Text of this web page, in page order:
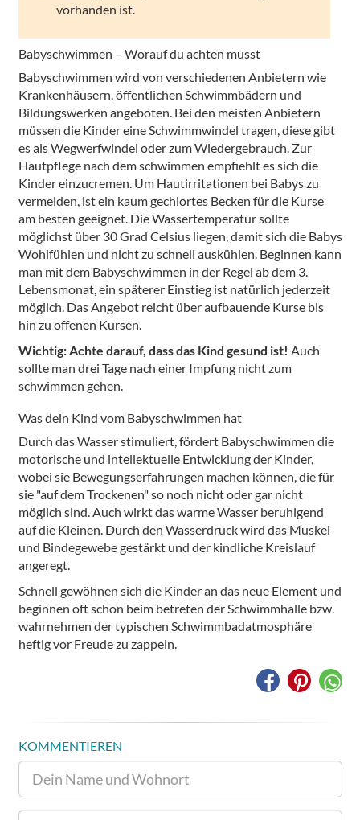
vorhanden ist.
Babyschwimmen – Worauf du achten musst
Babyschwimmen wird von verschiedenen Anbietern wie
Krankenhäusern, öffentlichen Schwimmbädern und
Bildungswerken angeboten. Bei den meisten Anbietern
müssen die Kinder eine Schwimmwindel tragen, diese gibt
es als Wegwerfwindel oder zum Wiedergebrauch. Zur
Hautpflege nach dem schwimmen empfiehlt es sich die
Kinder einzucremen. Um Hautirritationen bei Babys zu
vermeiden, ist ein kaum gechlortes Becken für die Kurse
am besten geeignet. Die Wassertemperatur sollte
möglichst über 30 Grad Celsius liegen, damit sich die Babys
Wohlfühlen und nicht zu schnell auskühlen. Beginnen kann
man mit dem Babyschwimmen in der Regel ab dem 3.
Lebensmonat, ein späterer Einstieg ist natürlich jederzeit
möglich. Das Angebot reicht über aufbauende Kurse bis
hin zu offenen Kursen.
Wichtig: Achte darauf, dass das Kind gesund ist! Auch
sollte man drei Tage nach einer Impfung nicht zum
schwimmen gehen.
Was dein Kind vom Babyschwimmen hat
Durch das Wasser stimuliert, fördert Babyschwimmen die
motorische und intellektuelle Entwicklung der Kinder,
wobei sie Bewegungserfahrungen machen können, die für
sie "auf dem Trockenen" so noch nicht oder gar nicht
möglich sind. Auch wirkt das warme Wasser beruhigend
auf die Kleinen. Durch den Wasserdruck wird das Muskel-
und Bindegewebe gestärkt und der kindliche Kreislauf
angeregt.
Schnell gewöhnen sich die Kinder an das neue Element und
beginnen oft schon beim betreten der Schwimmhalle bzw.
wahrnehmen der typischen Schwimmbadatmosphäre
heftig vor Freude zu zappeln.
KOMMENTIEREN